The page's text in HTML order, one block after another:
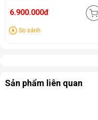
6.900.000đ
So sánh
Sản phẩm liên quan